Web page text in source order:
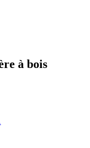
à bois